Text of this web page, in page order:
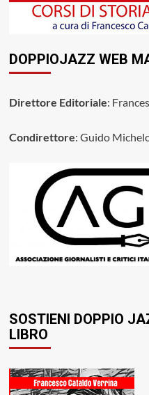
DOPPIOJAZZ WEB
Direttore Editoriale:
Condirettore: Guido
SOSTIENI DOPPIO
LIBRO